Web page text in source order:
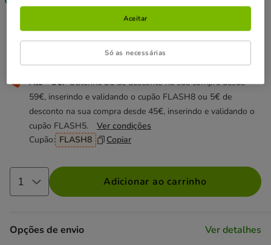
Não perca esta promoção
Até - 8€! Obtenha 8€ de desconto na sua compra desde
59€, inserindo e validando o cupão FLASH8 ou 5€ de
desconto na sua compra desde 45€, inserindo e validando o
cupão FLASH5.
Ver condições
Cupão: FLASH8 Copiar
Preço 5.89€, 19.63 EUR por l
5.89€
Adicionar ao carrinho
Opções de envio Ver detalhes
Só as necessárias
Aceitar